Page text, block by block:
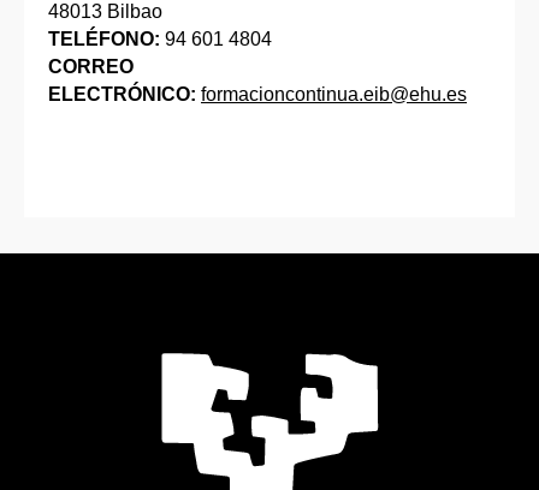
48013 Bilbao
TELÉFONO: 94 601 4804
CORREO
ELECTRÓNICO: formacioncontinua.eib@ehu.es